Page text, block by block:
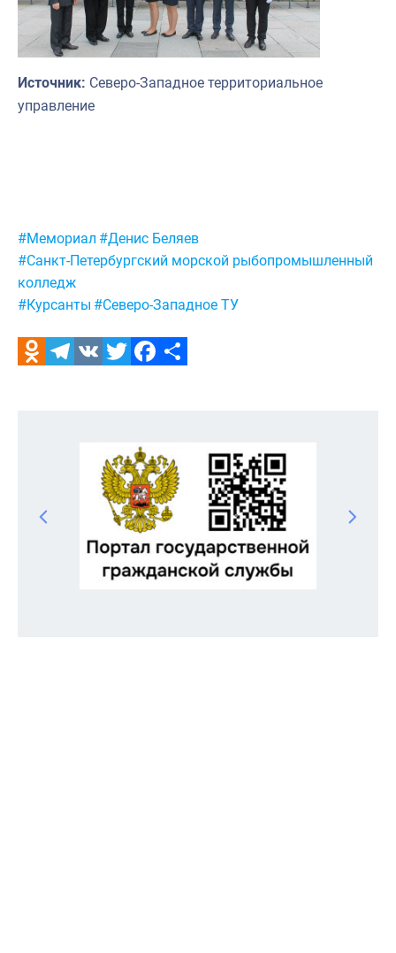
Источник: Северо-Западное территориальное
управление
Метки:
#Мемориал #Денис Беляев
#Санкт-Петербургский морской рыбопромышленный
колледж
#Курсанты #Северо-Западное ТУ